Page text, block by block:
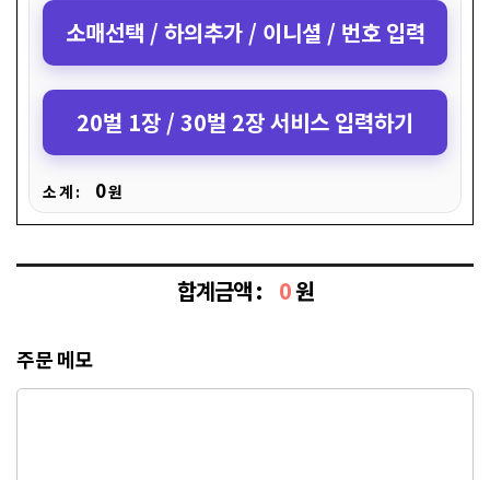
소매선택 / 하의추가 / 이니셜 / 번호 입력
20벌 1장 / 30벌 2장 서비스 입력하기
소 계 : 0원
합계금액 : 0원
주문 메모